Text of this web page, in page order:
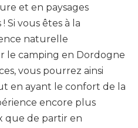
et en paysages
vous êtes à la
naturelle
le camping en Dordogne
vous pourrez ainsi
en ayant le confort de la
encore plus
que de partir en